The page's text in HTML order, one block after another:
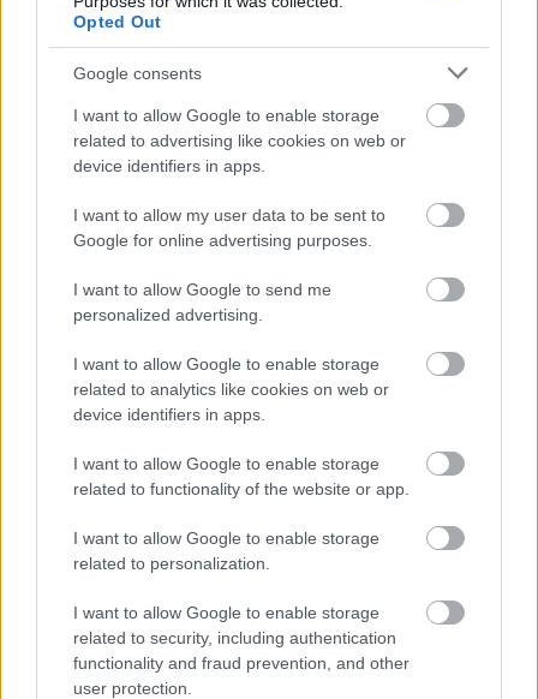
Opted Out
Google consents
I want to allow Google to enable storage
related to advertising like cookies on web or
device identifiers in apps.
I want to allow my user data to be sent to
Google for online advertising purposes.
I want to allow Google to send me
personalized advertising.
I want to allow Google to enable storage
related to analytics like cookies on web or
device identifiers in apps.
I want to allow Google to enable storage
related to functionality of the website or app.
I want to allow Google to enable storage
related to personalization.
I want to allow Google to enable storage
related to security, including authentication
functionality and fraud prevention, and other
user protection.
ÉLETMÓD
Ezekben az
országokban nem nyűg a takarítás,
emberibb dolog